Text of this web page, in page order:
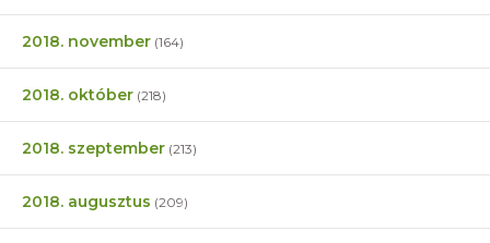
2018. november (164)
2018. október (218)
2018. szeptember (213)
2018. augusztus (209)